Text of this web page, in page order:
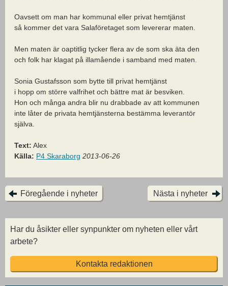
Oavsett om man har kommunal eller privat hemtjänst
så kommer det vara Salaföretaget som levererar maten.
Men maten är oaptitlig tycker flera av de som ska äta den
och folk har klagat på illamående i samband med maten.
Sonia Gustafsson som bytte till privat hemtjänst
i hopp om större valfrihet och bättre mat är besviken.
Hon och många andra blir nu drabbade av att kommunen
inte låter de privata hemtjänsterna bestämma leverantör
själva.
Text: Alex
Källa: P4 Skaraborg 2013-06-26
Föregående i nyheter Nästa i nyheter
Har du åsikter eller synpunkter om nyheten eller vårt
arbete?
Kontakta redaktionen